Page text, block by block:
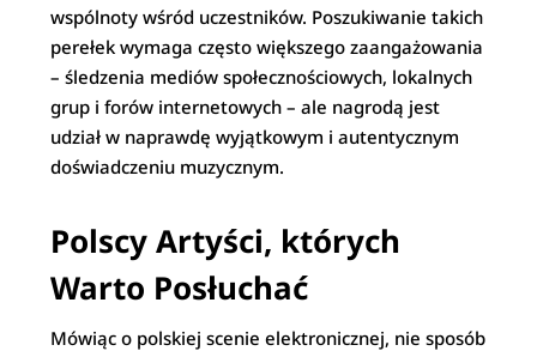
wspólnoty wśród uczestników. Poszukiwanie takich
perełek wymaga często większego zaangażowania
– śledzenia mediów społecznościowych, lokalnych
grup i forów internetowych – ale nagrodą jest
udział w naprawdę wyjątkowym i autentycznym
doświadczeniu muzycznym.
Polscy Artyści, których
Warto Posłuchać
Mówiąc o polskiej scenie elektronicznej, nie sposób